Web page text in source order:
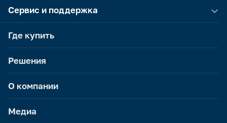
Сервис и поддержка
Где купить
Решения
О компании
Медиа